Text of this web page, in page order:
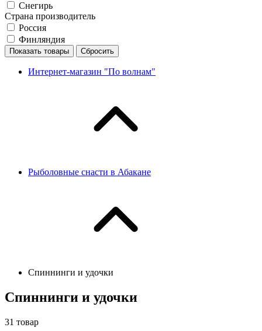
Снегирь
Страна производитель
Россия
Финляндия
Показать товары Сбросить
Интернет-магазин "По волнам"
Рыболовные снасти в Абакане
Спиннинги и удочки
Спиннинги и удочки
31 товар